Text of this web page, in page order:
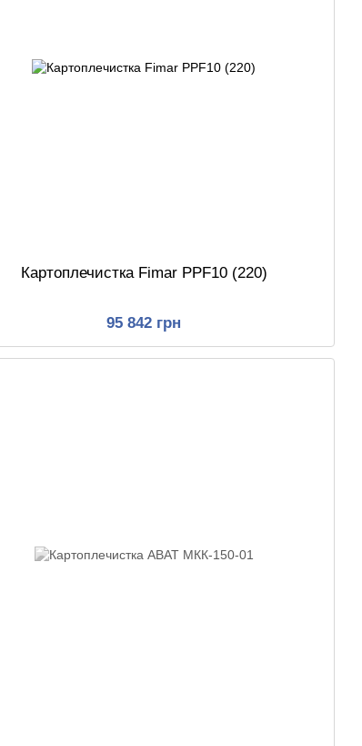
Картоплечистка Fimar PPF10 (220)
95 842 грн